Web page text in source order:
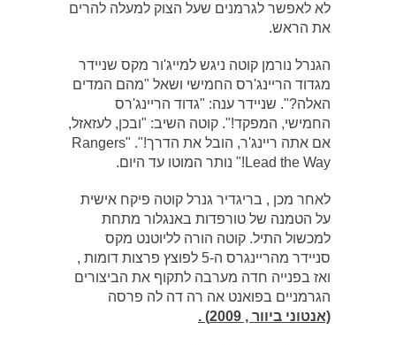
לא לאפשר לגרמנים שעל הצוק למעלה להרים
את הראש.
הגנרל נורמן קוטה ניגש למייג'ור מקס שניידר
מגדוד הריינג'רס החמישי ושאל "מהם המדים
האלה?". שניידר ענה: "גדוד הריינג'רס
החמישי, המפקד!". קוטה השיב: "ובכן, לעזאזל,
אם אתה ריינג'ר, הובל את הדרך!". "Rangers
Lead the Way!" נותר המוטו עד היום.
לאחר מכן , בריגדיר גנרל קוטה פיקח אישית
על הטמנה של טורפדות באנגלור מתחת
למכשול התיל. קוטה הורה לליוטנט מקס
סניידר מהריינגרס ה-5 לפוצץ פרצות דומות ,
ואז בפנייה חדה מערבה לתקוף את הביצורים
הגרמניים בפואנט אה רה דה לה פרסה
(אנטוני ביוור , 2009) .